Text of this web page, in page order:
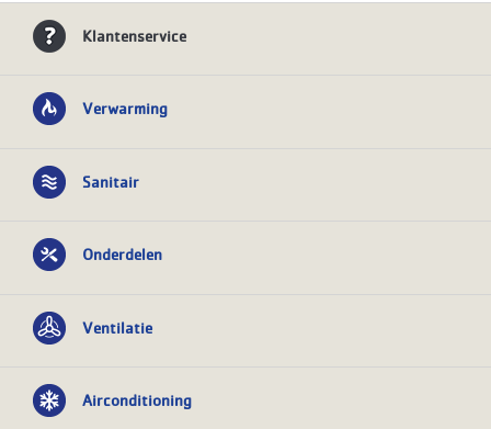
Klantenservice
Verwarming
Sanitair
Onderdelen
Ventilatie
Airconditioning